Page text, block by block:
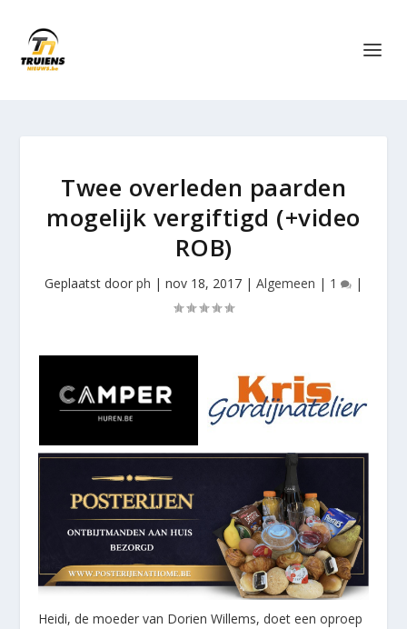
Twee overleden paarden
mogelijk vergiftigd (+video
ROB)
Geplaatst door ph | nov 18, 2017 | Algemeen | 1 |
Heidi, de moeder van Dorien Willems, doet een oproep